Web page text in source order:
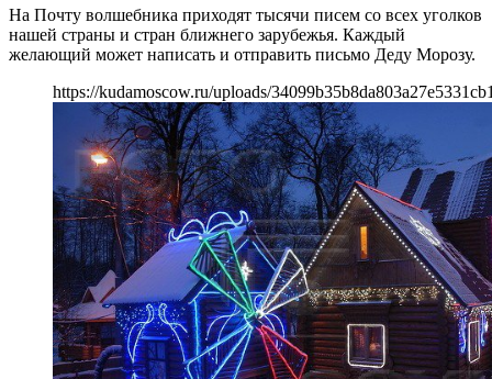
На Почту волшебника приходят тысячи писем со всех уголков
нашей страны и стран ближнего зарубежья. Каждый
желающий может написать и отправить письмо Деду Морозу.
https://kudamoscow.ru/uploads/